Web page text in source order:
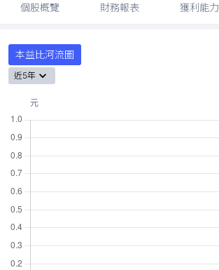
個股概覽 財務報表 獲利能力
本益比河流圖
近5年